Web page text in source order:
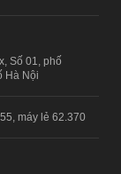
Số 01, phố
Hà Nội
máy lẻ 62.370